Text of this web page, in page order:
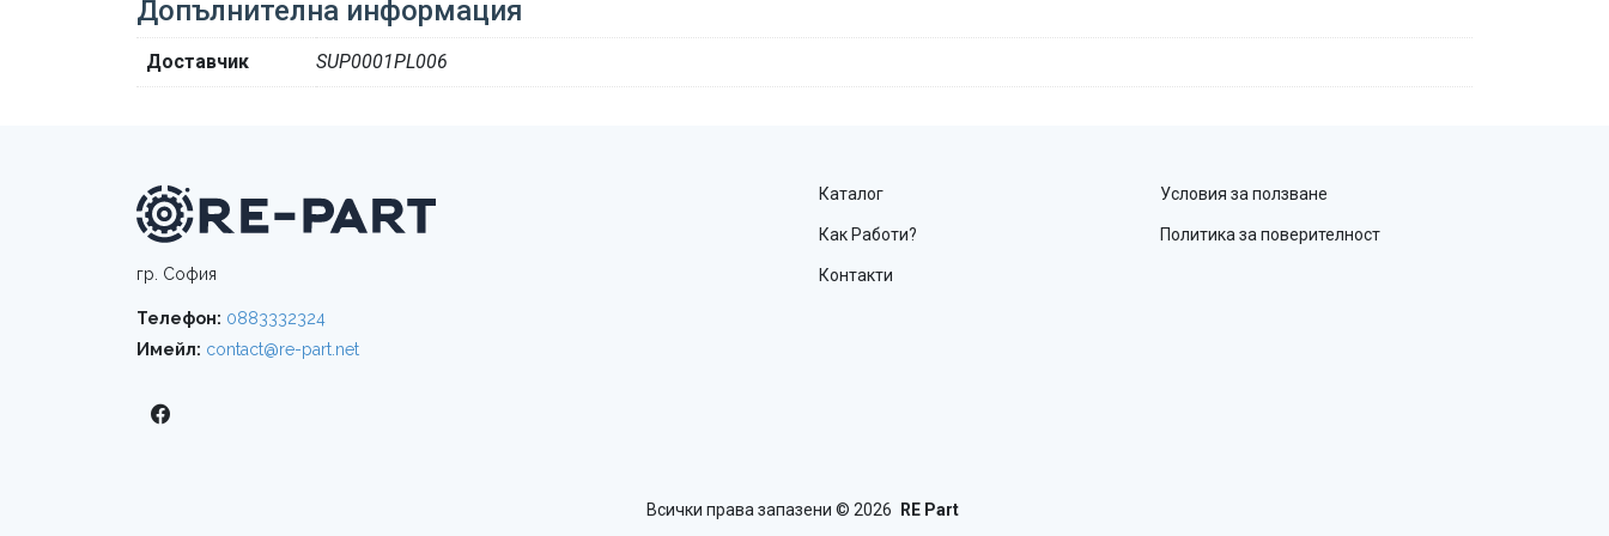
Допълнителна информация
Доставчик SUP0001PL006
гр. София
Телефон: 0883332324
Имейл: contact@re-part.net
Каталог
Как Работи?
Контакти
Условия за ползване
Политика за поверителност
Всички права запазени © 2026 RE Part